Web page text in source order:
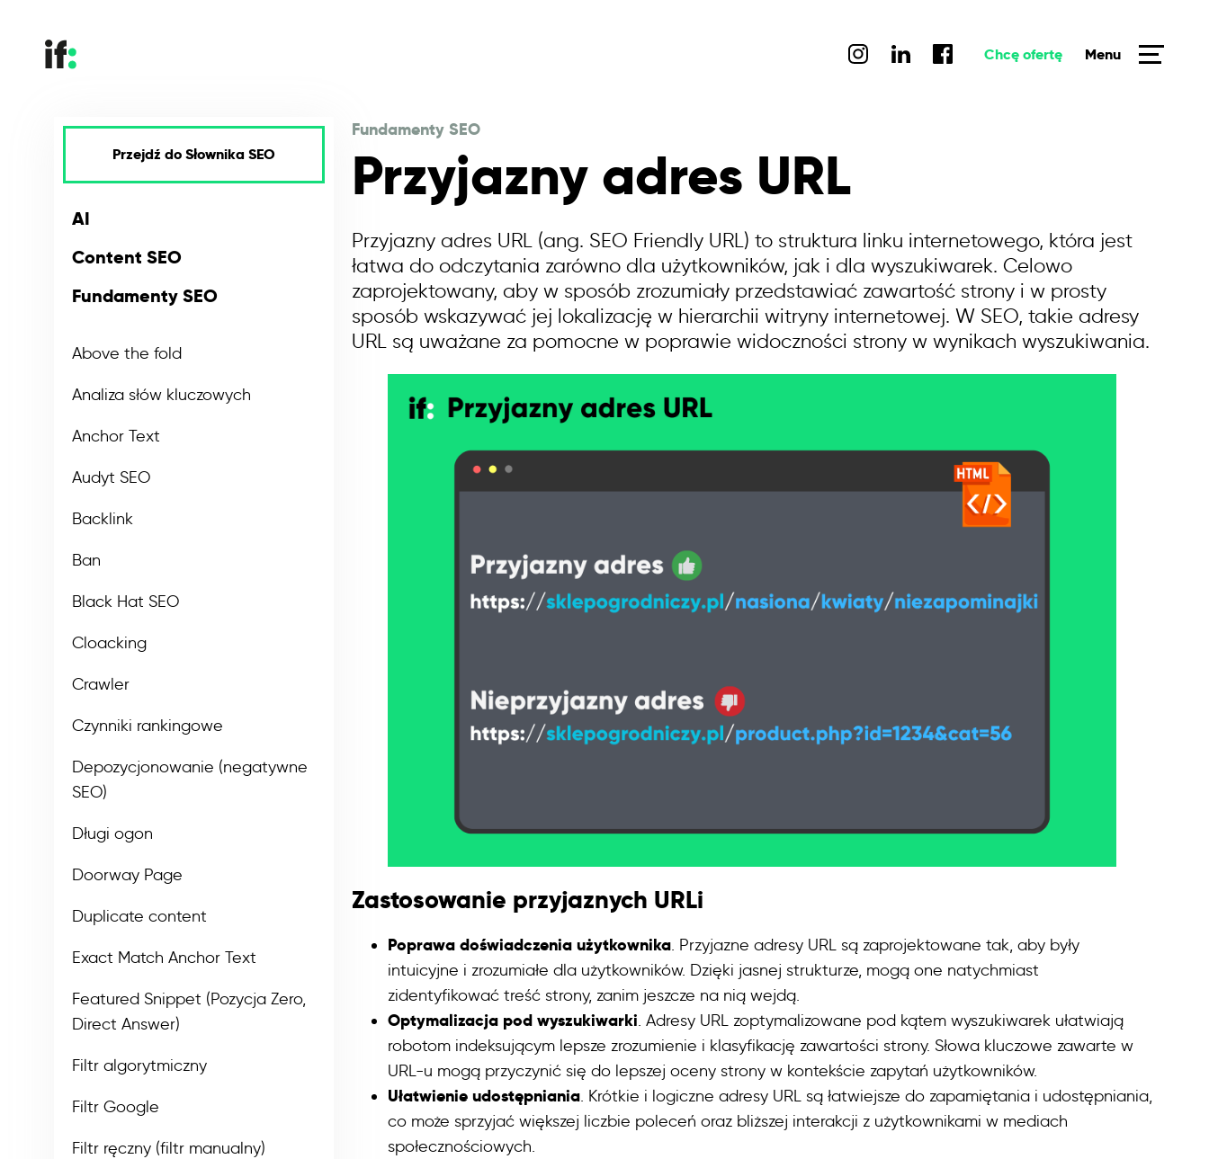
Chcę ofertę Menu
Przejdź do Słownika SEO
AI
Content SEO
Fundamenty SEO
Above the fold
Analiza słów kluczowych
Anchor Text
Audyt SEO
Backlink
Ban
Black Hat SEO
Cloacking
Crawler
Czynniki rankingowe
Depozycjonowanie (negatywne
SEO)
Długi ogon
Doorway Page
Duplicate content
Exact Match Anchor Text
Featured Snippet (Pozycja Zero,
Direct Answer)
Filtr algorytmiczny
Filtr Google
Filtr ręczny (filtr manualny)
Fundamenty SEO
Przyjazny adres URL
Przyjazny adres URL (ang. SEO Friendly URL) to struktura linku internetowego, która jest
łatwa do odczytania zarówno dla użytkowników, jak i dla wyszukiwarek. Celowo
zaprojektowany, aby w sposób zrozumiały przedstawiać zawartość strony i w prosty
sposób wskazywać jej lokalizację w hierarchii witryny internetowej. W SEO, takie adresy
URL są uważane za pomocne w poprawie widoczności strony w wynikach wyszukiwania.
Zastosowanie przyjaznych URLi
Poprawa doświadczenia użytkownika. Przyjazne adresy URL są zaprojektowane tak, aby były
intuicyjne i zrozumiałe dla użytkowników. Dzięki jasnej strukturze, mogą one natychmiast
zidentyfikować treść strony, zanim jeszcze na nią wejdą.
Optymalizacja pod wyszukiwarki. Adresy URL zoptymalizowane pod kątem wyszukiwarek ułatwiają
robotom indeksującym lepsze zrozumienie i klasyfikację zawartości strony. Słowa kluczowe zawarte w
URL-u mogą przyczynić się do lepszej oceny strony w kontekście zapytań użytkowników.
Ułatwienie udostępniania. Krótkie i logiczne adresy URL są łatwiejsze do zapamiętania i udostępniania,
co może sprzyjać większej liczbie poleceń oraz bliższej interakcji z użytkownikami w mediach
społecznościowych.